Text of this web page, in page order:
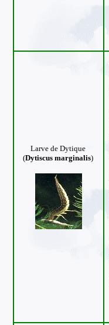
Larve de Dytique
(Dytiscus marginalis)